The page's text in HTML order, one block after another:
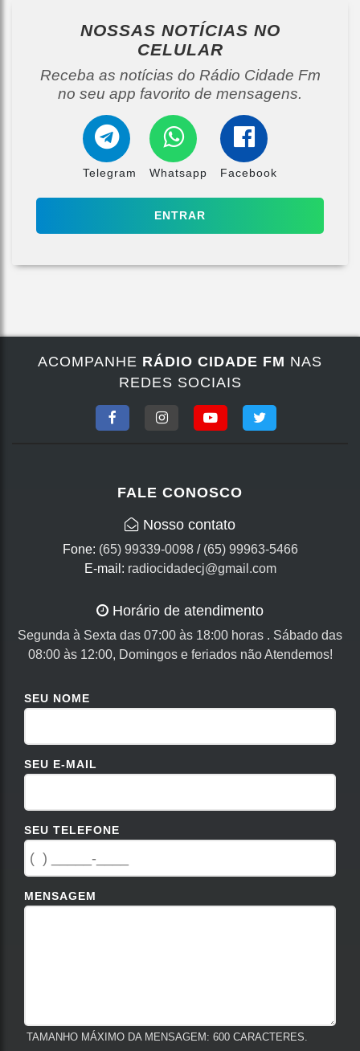
NOSSAS NOTÍCIAS NO
CELULAR
Receba as notícias do Rádio Cidade Fm
no seu app favorito de mensagens.
Telegram Whatsapp Facebook
ENTRAR
ACOMPANHE RÁDIO CIDADE FM NAS
REDES SOCIAIS
FALE CONOSCO
Nosso contato
Fone: (65) 99339-0098/ (65) 99963-5466
E-mail: radiocidadecj@gmail.com
Horário de atendimento
Segunda à Sexta das 07:00 às 18:00 horas . Sábado das
08:00 às 12:00, Domingos e feriados não Atendemos!
SEU NOME
SEU E-MAIL
SEU TELEFONE
MENSAGEM
TAMANHO MÁXIMO DA MENSAGEM: 600 CARACTERES.